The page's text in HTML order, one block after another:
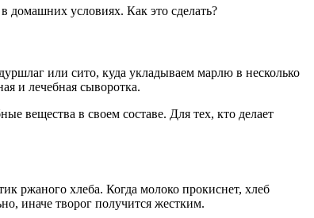
условиях. Как это сделать?
или сито, куда укладываем марлю в несколько
и лечебная сыворотка.
вещества в своем составе. Для тех, кто делает
ржаного хлеба. Когда молоко прокиснет, хлеб
иначе творог получится жестким.